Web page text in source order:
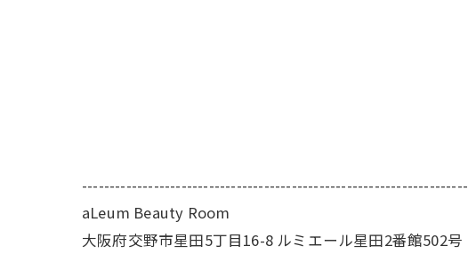
----------------------------------------------------------------------
aLeum Beauty Room
大阪府交野市星田5丁目16-8 ルミエール星田2番館502号